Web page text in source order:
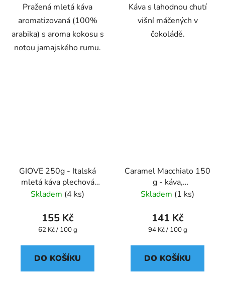
Pražená mletá káva
aromatizovaná (100%
arabika) s aroma kokosu s
notou jamajského rumu.
Káva s lahodnou chutí
višní máčených v
čokoládě.
GIOVE 250g - Italská
mletá káva plechová
dóza Caffe Pompeii
Skladem (4 ks)
155 Kč
Měrná
62 Kč / 100 g
DO KOŠÍKU
Caramel Macchiato 150
g - káva,
aromatizovaná,mletá -
Skladem (1 ks)
141 Kč
Měrná
94 Kč / 100 g
DO KOŠÍKU